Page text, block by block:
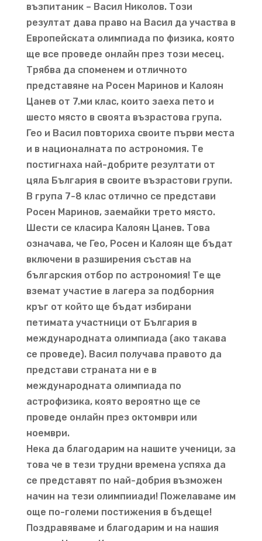
възпитаник – Васил Николов. Този
резултат дава право на Васил да участва в
Европейската олимпиада по физика, която
ще все проведе онлайн през този месец.
Трябва да споменем и отличното
представяне на Росен Маринов и Калоян
Цанев от 7.ми клас, които заеха пето и
шесто място в своята възрастова група.
Гео и Васил повториха своите първи места
и в националната по астрономия. Те
постигнаха най-добрите резултати от
цяла България в своите възрастови групи.
В група 7-8 клас отлично се представи
Росен Маринов, заемайки трето място.
Шести се класира Калоян Цанев. Това
означава, че Гео, Росен и Калоян ще бъдат
включени в разширения състав на
българския отбор по астрономия! Те ще
вземат участие в лагера за подборния
кръг от който ще бъдат избирани
петимата участници от България в
международната олимпиада (ако такава
се проведе). Васил получава правото да
представи страната ни е в
международната олимпиада по
астрофизика, която вероятно ще се
проведе онлайн през октомври или
ноември.
Нека да благодарим на нашите ученици, за
това че в тези трудни времена успяха да
се представят по най-добрия възможен
начин на тези олимпииади! Пожелаваме им
още по-големи постижения в бъдеще!
Поздравяваме и благодарим и на нашия